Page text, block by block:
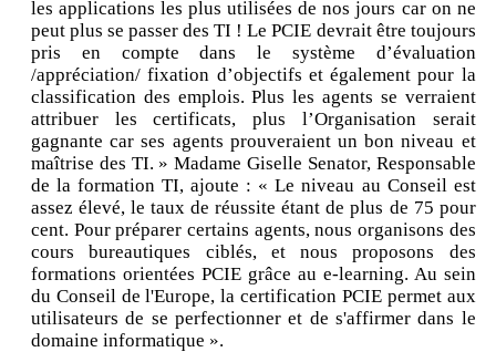
les applications les plus utilisées de nos jours car on ne
peut plus se passer des TI ! Le PCIE devrait être toujours
pris en compte dans le système d’évaluation
/appréciation/ fixation d’objectifs et également pour la
classification des emplois. Plus les agents se verraient
attribuer les certificats, plus l’Organisation serait
gagnante car ses agents prouveraient un bon niveau et
maîtrise des TI. » Madame Giselle Senator, Responsable
de la formation TI, ajoute : « Le niveau au Conseil est
assez élevé, le taux de réussite étant de plus de 75 pour
cent. Pour préparer certains agents, nous organisons des
cours bureautiques ciblés, et nous proposons des
formations orientées PCIE grâce au e-learning. Au sein
du Conseil de l'Europe, la certification PCIE permet aux
utilisateurs de se perfectionner et de s'affirmer dans le
domaine informatique ».